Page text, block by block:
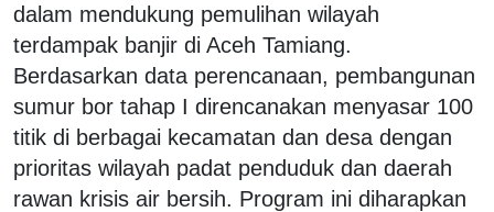
dalam mendukung pemulihan wilayah
terdampak banjir di Aceh Tamiang.
Berdasarkan data perencanaan, pembangunan
sumur bor tahap I direncanakan menyasar 100
titik di berbagai kecamatan dan desa dengan
prioritas wilayah padat penduduk dan daerah
rawan krisis air bersih. Program ini diharapkan